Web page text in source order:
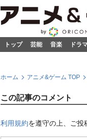
トップ 芸能 音楽 ドラ
ホーム アニメ&ゲーム TOP
この記事のコメント
利用規約を遵守の上、ご投